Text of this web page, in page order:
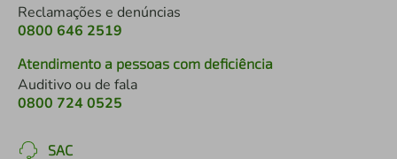
Reclamações e denúncias
0800 646 2519
Atendimento a pessoas com deficiência
Auditivo ou de fala
0800 724 0525
SAC